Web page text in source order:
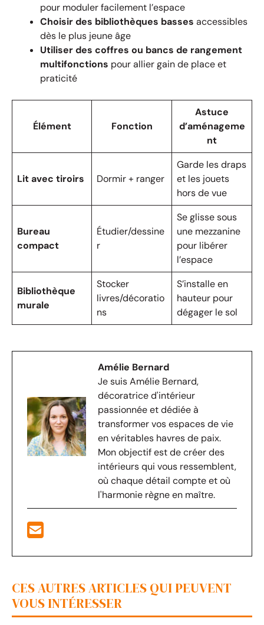
pour moduler facilement l’espace
Choisir des bibliothèques basses accessibles
dès le plus jeune âge
Utiliser des coffres ou bancs de rangement
multifonctions pour allier gain de place et
praticité
Élément Fonction
Astuce
d’aménageme
nt
Lit avec tiroirs Dormir + ranger
Garde les draps
et les jouets
hors de vue
Bureau
compact
Étudier/dessine
r
Se glisse sous
une mezzanine
pour libérer
l’espace
Bibliothèque
murale
Stocker
livres/décoratio
ns
S’installe en
hauteur pour
dégager le sol
Amélie Bernard
Je suis Amélie Bernard,
décoratrice d'intérieur
passionnée et dédiée à
transformer vos espaces de vie
en véritables havres de paix.
Mon objectif est de créer des
intérieurs qui vous ressemblent,
où chaque détail compte et où
l'harmonie règne en maître.
CES AUTRES ARTICLES QUI PEUVENT
VOUS INTÉRESSER